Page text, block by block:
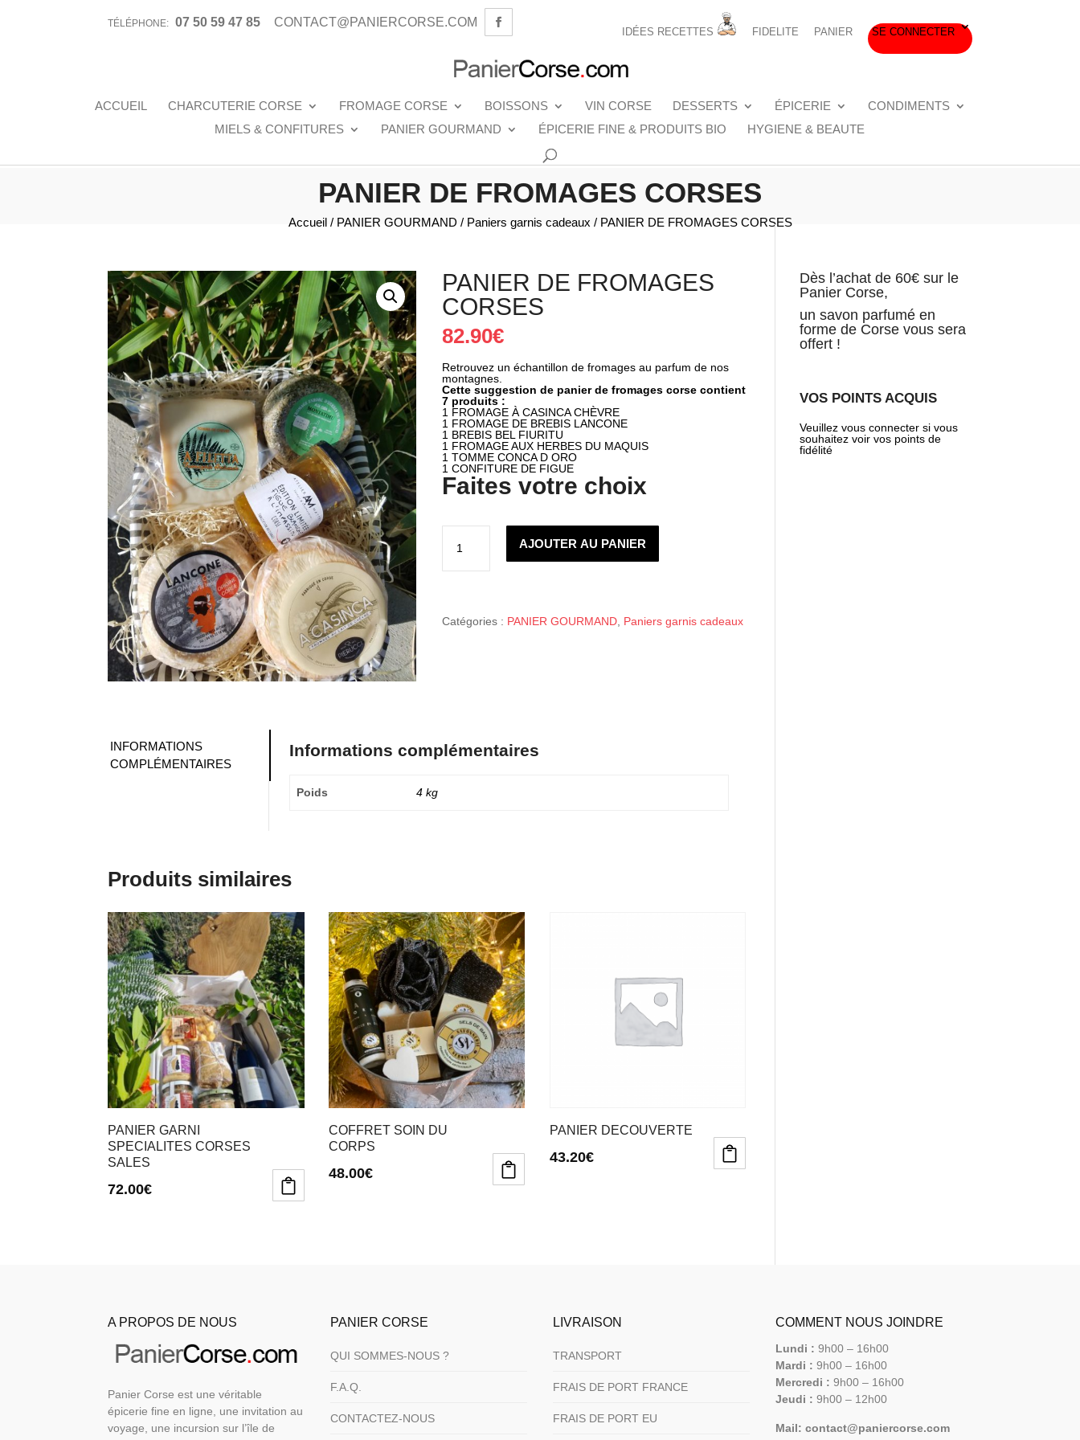
TÉLÉPHONE: 07 50 59 47 85 CONTACT@PANIERCORSE.COM
IDÉES RECETTES FIDELITE PANIER SE CONNECTER
ACCUEIL CHARCUTERIE CORSE FROMAGE CORSE BOISSONS VIN CORSE DESSERTS ÉPICERIE
CONDIMENTS
MIELS & CONFITURES
PANIER GOURMAND ÉPICERIE FINE & PRODUITS BIO HYGIENE & BEAUTE
PANIER DE FROMAGES CORSES
Accueil/ PANIER GOURMAND/ Paniers garnis cadeaux / PANIER DE FROMAGES CORSES
PANIER DE FROMAGES
CORSES
82.90€
Retrouvez un échantillon de fromages au parfum de nos
montagnes.
Cette suggestion de panier de fromages corse contient
7 produits :
1 FROMAGE À CASINCA CHÈVRE
1 FROMAGE DE BREBIS LANCONE
1 BREBIS BEL FIURITU
1 FROMAGE AUX HERBES DU MAQUIS
1 TOMME CONCA D ORO
1 CONFITURE DE FIGUE
Faites votre choix
quantité
PANIER
FROMAGES
AJOUTER AU PANIER
Catégories : PANIER GOURMAND, Paniers garnis cadeaux
INFORMATIONS
COMPLÉMENTAIRES
Informations complémentaires
Poids 4 kg
Produits similaires
PANIER GARNI
SPECIALITES CORSES
SALES
72.00€
COFFRET SOIN DU
CORPS
48.00€
PANIER DECOUVERTE
43.20€
Dès l’achat de 60€ sur le
Panier Corse,
un savon parfumé en
forme de Corse vous sera
offert !
VOS POINTS ACQUIS
Veuillez vous connecter si vous
souhaitez voir vos points de
fidélité
A PROPOS DE NOUS
Panier Corse est une véritable
épicerie fine en ligne, une invitation au
voyage, une incursion sur l’île de
PANIER CORSE
QUI SOMMES-NOUS ?
F.A.Q.
CONTACTEZ-NOUS
LIVRAISON
TRANSPORT
FRAIS DE PORT FRANCE
FRAIS DE PORT EU
COMMENT NOUS JOINDRE
Lundi : 9h00 – 16h00
Mardi : 9h00 – 16h00
Mercredi : 9h00 – 16h00
Jeudi : 9h00 – 12h00
Mail: contact@paniercorse.com